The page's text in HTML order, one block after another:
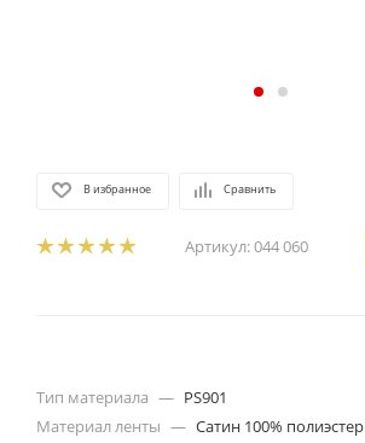
В избранное Сравнить
Артикул:044 060
Тип материала — PS901
Материал ленты — Сатин 100% полиэстер